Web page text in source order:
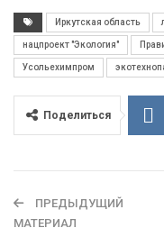
Иркутская область
нацпроект "Экология"
Усольехимпром
Поделиться
ПРЕДЫДУЩИЙ
МАТЕРИАЛ